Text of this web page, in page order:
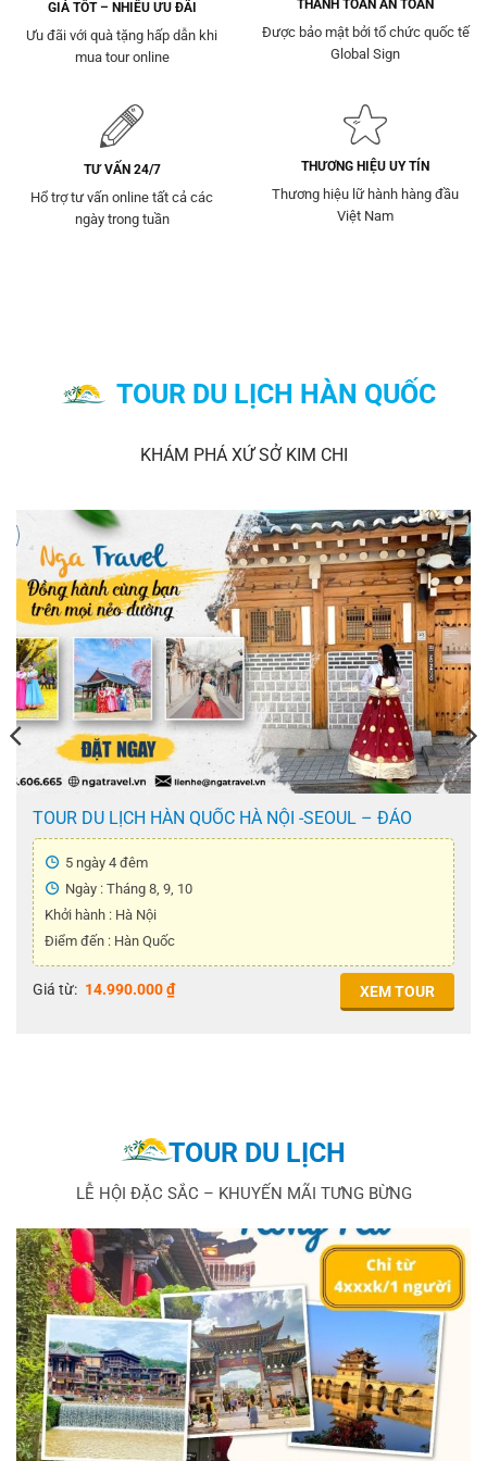
GIÁ TỐT – NHIỀU ƯU ĐÃI
Ưu đãi với quà tặng hấp dẫn khi
mua tour online
THANH TOÁN AN TOÀN
Được bảo mật bởi tổ chức quốc tế
Global Sign
TƯ VẤN 24/7
Hổ trợ tư vấn online tất cả các
ngày trong tuần
THƯƠNG HIỆU UY TÍN
Thương hiệu lữ hành hàng đầu
Việt Nam
TOUR DU LỊCH HÀN QUỐC
KHÁM PHÁ XỨ SỞ KIM CHI
TOUR DU LỊCH HÀN QUỐC HÀ NỘI -SEOUL – ĐẢO
NAMI – THÁP NAMSAN – CÔNG VIÊN EVERLAND –
TẬP LÀM KIM CHI – MẶC ÁO HANBOK ( 5 Ngày 4 Đêm
)
5 ngày 4 đêm
Ngày : Tháng 8, 9, 10
Khởi hành : Hà Nội
Điểm đến : Hàn Quốc
Giá từ: 14.990.000₫ XEM TOUR
TOUR DU LỊCH
LỄ HỘI ĐẶC SẮC – KHUYẾN MÃI TƯNG BỪNG